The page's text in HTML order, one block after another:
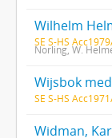
SE S-HS
Norling, W.
Wijsbok
SE S-HS
Widman,